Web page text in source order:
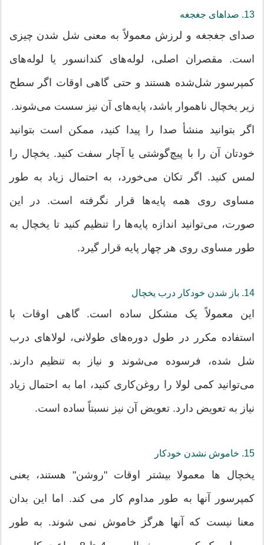
13. صداهای جغجغه
صدای جغجغه و لرزش معمولاً به معنی شل شدن چیزی
است. مقصران اصلی، لوله‌های کندانسور یا لوله‌های
کمپرسور شل‌شده هستند و حتی گاهی اوقات اگر سطح
زیر یخچال ناهموار باشد، پایه‌های آن نیز سست می‌شوند.
اگر بتوانید منشأ صدا را پیدا کنید، ممکن است بتوانید
خودتان آن را با پیچ‌گوشتی یا آچار سفت کنید. یخچال را
لمس کنید. اگر تکان می‌خورد، به احتمال زیاد به طور
مساوی روی همه پایه‌ها قرار نگرفته است. در این
صورت، می‌توانید اندازه پایه‌ها را تنظیم کنید تا یخچال به
طور مساوی روی هر چهار پایه قرار گیرد.
14. باز شدن خودکار درب یخچال
این معمولاً یک مشکل ساده است. گاهی اوقات با
استفاده مکرر در طول دوره‌های طولانی، لولاهای درب
شل شده، فرسوده می‌شوند و نیاز به تنظیم دارند.
می‌توانید کمی لولا را روغن‌کاری کنید، اما به احتمال زیاد
نیاز به تعویض دارد. تعویض آن نیز نسبتاً ساده است.
15. خاموش نشدن خودکار
یخچال ها معمولا بیشتر اوقات "روشن" هستند، یعنی
کمپرسور آنها به طور مداوم کار می کند. اما این بدان
معنا نیست که آنها هرگز خاموش نمی شوند. به طور